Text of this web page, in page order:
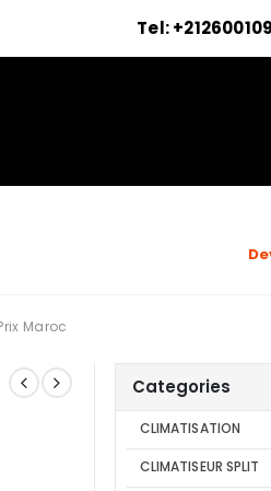
Tel:
Maroc
Categories
CLIMATISATION
CLIMATISEUR SPLIT